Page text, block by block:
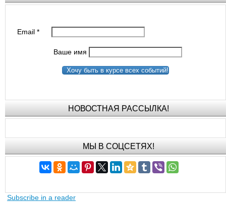
Email*
Ваше имя
Хочу быть в курсе всех событий!
НОВОСТНАЯ РАССЫЛКА!
МЫ В СОЦСЕТЯХ!
Subscribe in a reader